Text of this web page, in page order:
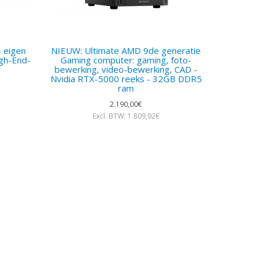
eigen
End-
NIEUW: Ultimate AMD 9de generatie
Gaming computer: gaming, foto-
bewerking, video-bewerking, CAD -
Nvidia RTX-5000 reeks - 32GB DDR5
ram
2.190,00€
Excl. BTW: 1.809,92€